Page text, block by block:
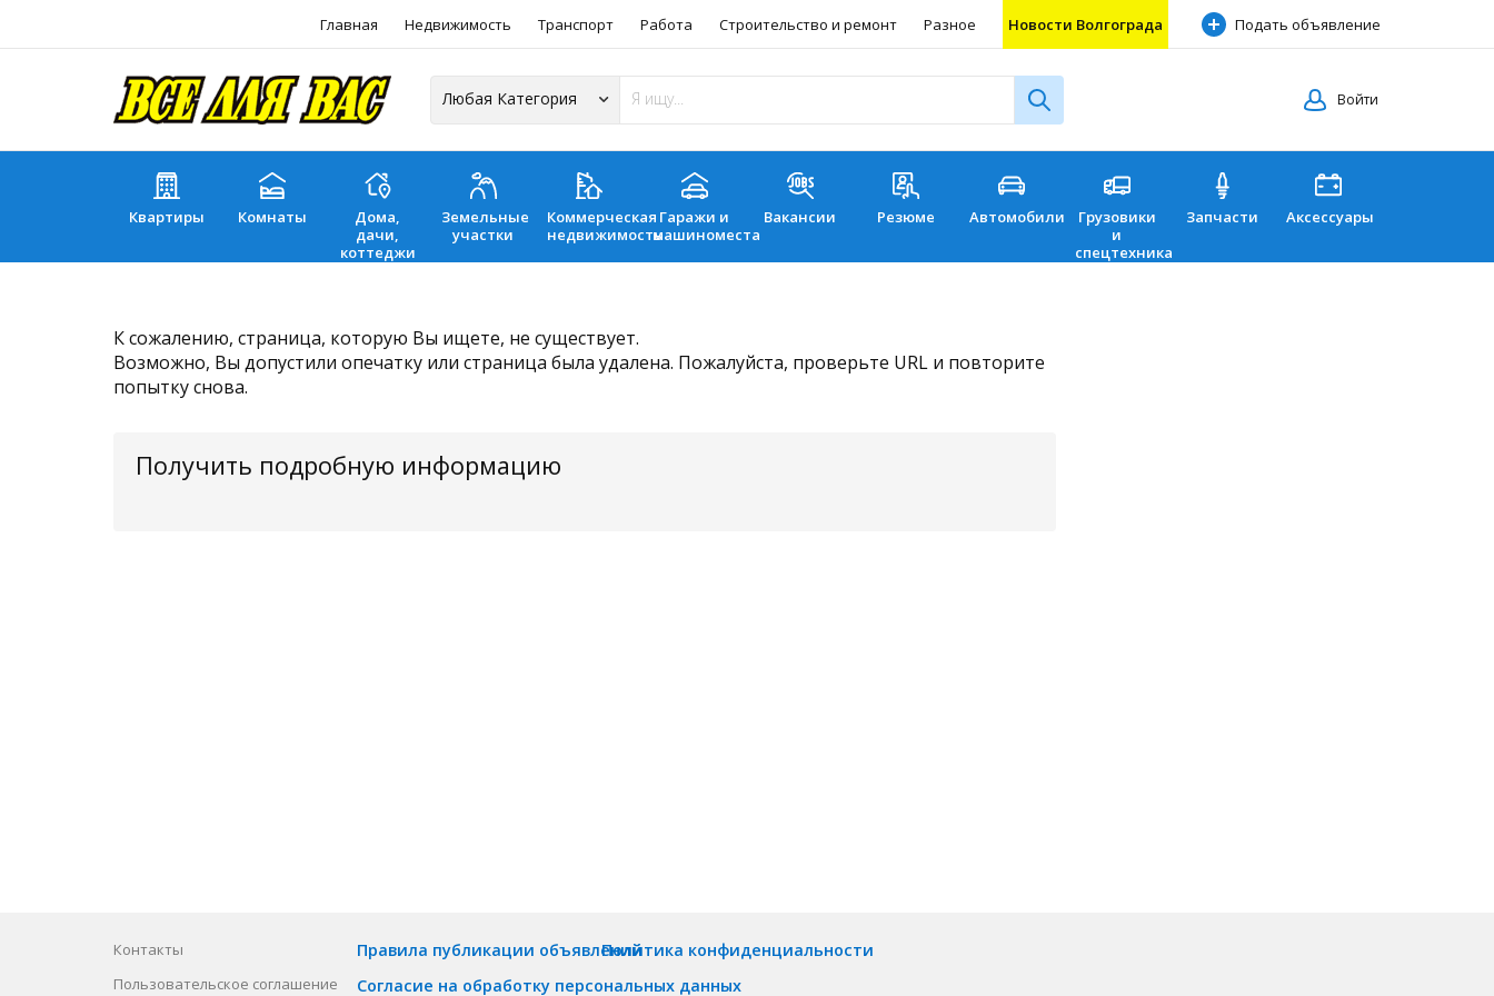
Главная Недвижимость Транспорт Работа Строительство и ремонт Разное Новости Волгограда Подать объявление
Войти
Квартиры Комнаты
Дома,
дачи,
коттеджи
Земельные
участки
Коммерческая
недвижимость
Гаражи и
машиноместа
Вакансии Резюме Автомобили
Грузовики
и
спецтехника
Запчасти Аксессуары
К сожалению, страница, которую Вы ищете, не существует.
Возможно, Вы допустили опечатку или страница была удалена. Пожалуйста, проверьте URL и повторите
попытку снова.
Получить подробную информацию
Контакты
Пользовательское соглашение
Правила публикации объявлений
Согласие на обработку персональных данных
Политика конфиденциальности